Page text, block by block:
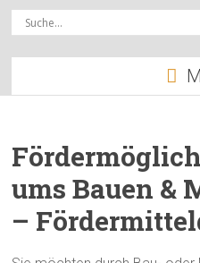
ums Bauen &
–